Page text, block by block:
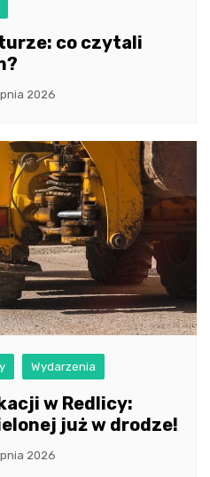
co czytali
2026
Wydarzenia
w Redlicy:
już w drodze!
2026